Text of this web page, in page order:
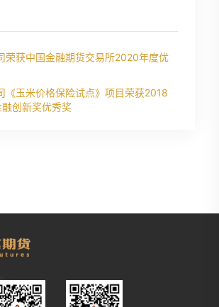
荣获中国金融期货交易所2020年度优
《玉米价格保险试点》项目荣获2018
创新奖优秀奖